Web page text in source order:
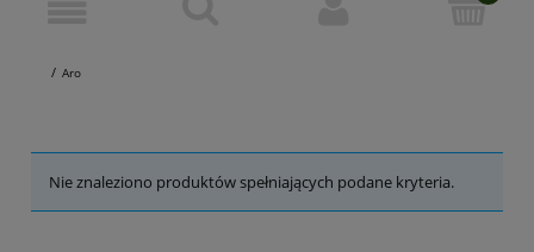
Aro
Nie znaleziono produktów spełniających podane kryteria.